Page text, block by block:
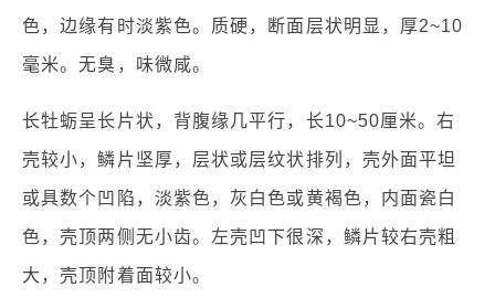
色，边缘有时淡紫色。质硬，断面层状明显，厚2~10
毫米。无臭，味微咸。
长牡蛎呈长片状，背腹缘几平行，长10~50厘米。右
壳较小，鳞片坚厚，层状或层纹状排列，壳外面平坦
或具数个凹陷，淡紫色，灰白色或黄褐色，内面瓷白
色，壳顶两侧无小齿。左壳凹下很深，鳞片较右壳粗
大，壳顶附着面较小。